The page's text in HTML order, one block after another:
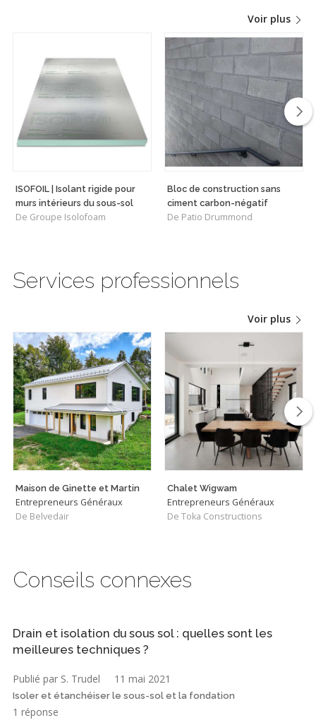
Voir plus
ISOFOIL | Isolant rigide pour
murs intérieurs du sous-sol
De Groupe Isolofoam
Bloc de construction sans
ciment carbon-négatif
De Patio Drummond
Services professionnels
Voir plus
Maison de Ginette et Martin
Entrepreneurs Généraux
De Belvedair
Chalet Wigwam
Entrepreneurs Généraux
De Toka Constructions
Conseils connexes
Drain et isolation du sous sol : quelles sont les
meilleures techniques ?
Publié par S. Trudel 11 mai 2021
Isoler et étanchéiser le sous-sol et la fondation
1 réponse